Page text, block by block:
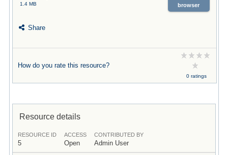
1.4 MB
browser
Share
How do you rate this resource?
0 ratings
Resource details
RESOURCE ID
5
ACCESS
Open
CONTRIBUTED BY
Admin User